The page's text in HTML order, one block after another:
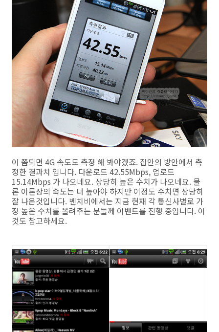
이 쯤되면 4G 속도도 측정 해 봐야겠죠. 집안의 방안에서 측
정한 결과치 입니다. 다운로드 42.55Mbps, 업로드
15.14Mbps 가 나오네요. 상당히 높은 수치가 나오네요. 물
론 이론상의 속도는 더 높아야 하지만 이정도 수치면 상당히
잘 나온것입니다. 벤치비에서는 지금 현재 각 통신사별로 가
장 높은 수치를 올려주는 분들께 이벤트를 진행 중입니다. 이
것도 참고하세요.